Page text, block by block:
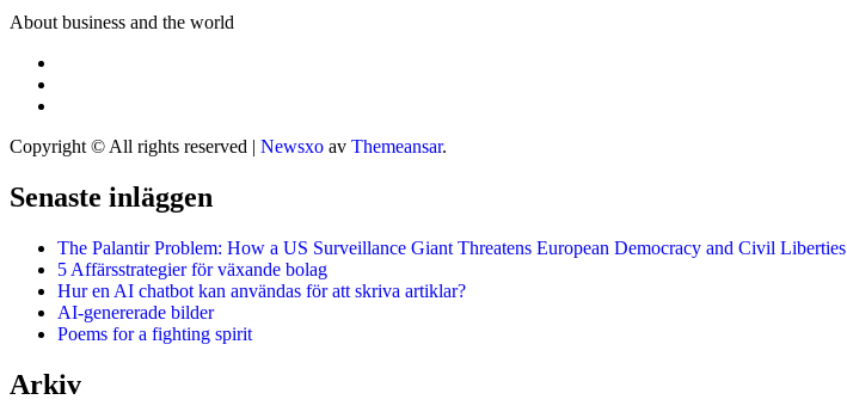
About business and the world
Copyright © All rights reserved | Newsxo av Themeansar.
Senaste inläggen
The Palantir Problem: How a US Surveillance Giant Threatens European Democracy and Civil Liberties
5 Affärsstrategier för växande bolag
Hur en AI chatbot kan användas för att skriva artiklar?
AI-genererade bilder
Poems for a fighting spirit
Arkiv